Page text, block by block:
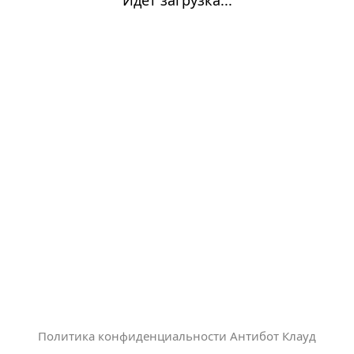
Политика конфиденциальности Антибот Клауд